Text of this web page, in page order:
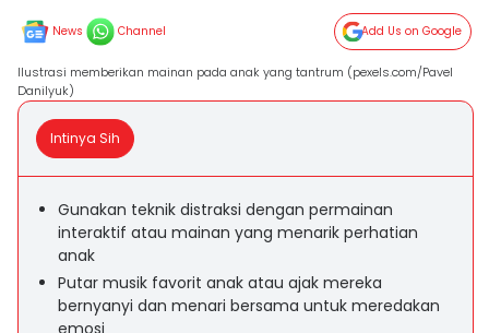
News Channel Add Us on Google
Ilustrasi memberikan mainan pada anak yang tantrum (pexels.com/Pavel
Danilyuk)
Intinya Sih
Gunakan teknik distraksi dengan permainan
interaktif atau mainan yang menarik perhatian
anak
Putar musik favorit anak atau ajak mereka
bernyanyi dan menari bersama untuk meredakan
emosi